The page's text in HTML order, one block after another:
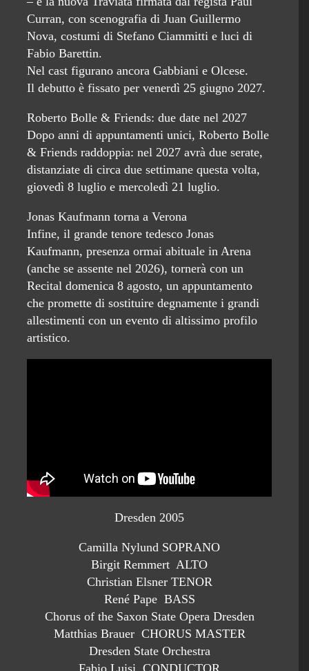
Curran, con scenografia di Juan Guillermo
Nova, costumi di Stefano Ciammitti e luci di
Fabio Barettin.
Nel cast figurano ancora Gabbiani e Olcese.
Il debutto è fissato per venerdì 25 giugno 2027.
Roberto Bolle & Friends: due date nel 2027
Dopo anni di appuntamenti unici, Roberto Bolle
& Friends raddoppia: nel 2027 avrà due serate,
distanziate di circa due settimane questa volta,
giovedì 8 luglio e mercoledì 21 luglio.
Jonas Kaufmann torna a Verona
Infine, il grande tenore tedesco Jonas
Kaufmann, presenza ormai abituale in Arena
(anche se assente nel 2026), tornerà con un
Recital domenica 8 agosto, un appuntamento
che promette di sostituire degnamente i grandi
allestimenti con un evento di altissimo profilo
artistico.
Dresden 2005
Camilla Nylund SOPRANO
Birgit Remmert ALTO
Christian Elsner TENOR
René Pape BASS
Chorus of the Saxon State Opera Dresden
Matthias Brauer CHORUS MASTER
Dresden State Orchestra